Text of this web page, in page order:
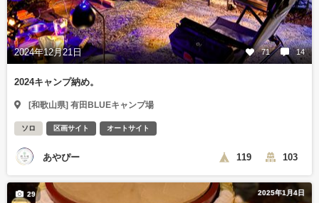
2024年12月21日 71 14
2024キャンプ納め。
[和歌山県] 有田BLUEキャンプ場
ソロ 区画サイト オートサイト
あやぴー 119 103
2025年1月4日
29